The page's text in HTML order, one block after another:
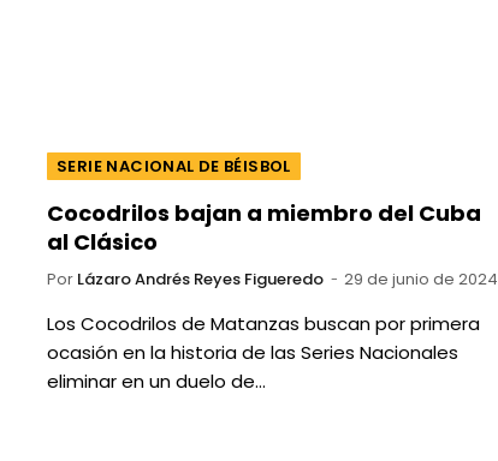
SERIE NACIONAL DE BÉISBOL
Cocodrilos bajan a miembro del Cuba
al Clásico
Por Lázaro Andrés Reyes Figueredo 29 de junio de 2024
Los Cocodrilos de Matanzas buscan por primera
ocasión en la historia de las Series Nacionales
eliminar en un duelo de…